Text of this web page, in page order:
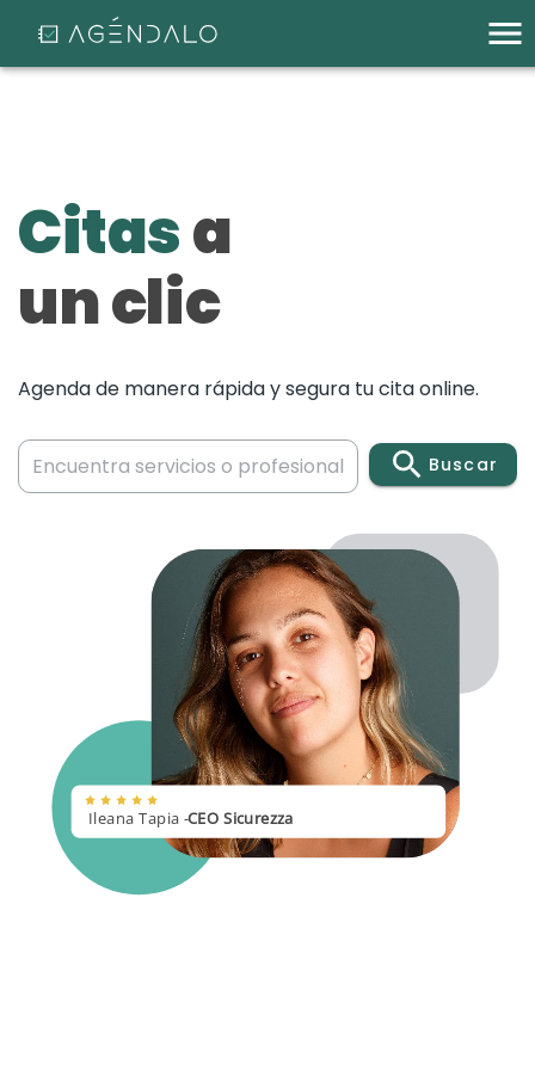
Citasa
un clic
Agenda de manera rápida y segura tu cita online.
Buscar
v
p
Ileana Tapia -CEO Sicurezza